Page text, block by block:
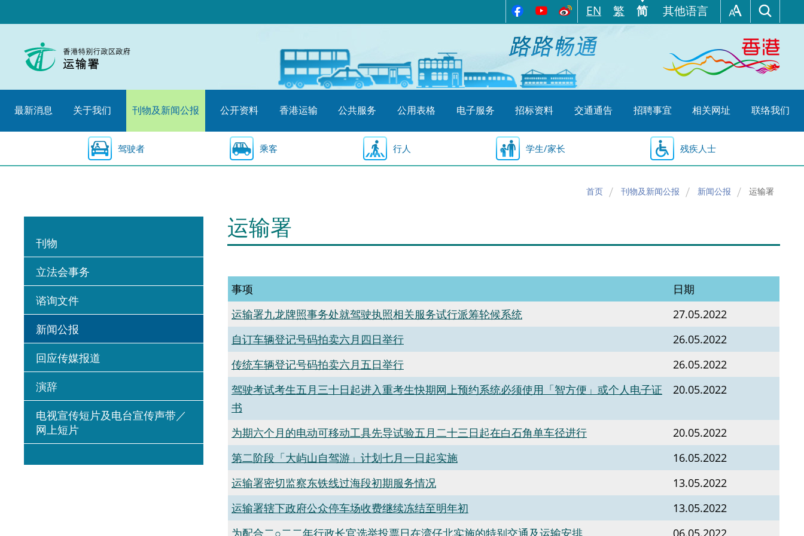
至
始
EN 繁 简 其他语言
最新消息 关于我们 刊物及新闻公报 公开资料 香港运输 公共服务 公用表格 电子服务 招标资料 交通通告 招聘事宜 相关网址 联络我们
驾驶者 乘客 行人 学生/家长 残疾人士
首页 刊物及新闻公报 新闻公报 运输署
刊物
立法会事务
谘询文件
新闻公报
回应传媒报道
演辞
电视宣传短片及电台宣传声带／
网上短片
运输署
事项
日期
运输署九龙牌照事务处就驾驶执照相关服务试行派筹轮候系统
27.05.2022
自订车辆登记号码拍卖六月四日举行
26.05.2022
传统车辆登记号码拍卖六月五日举行
26.05.2022
驾驶考试考生五月三十日起进入重考生快期网上预约系统必须使用「智方便」或个人电子证
书
20.05.2022
为期六个月的电动可移动工具先导试验五月二十三日起在白石角单车径进行
20.05.2022
第二阶段「大屿山自驾游」计划七月一日起实施
16.05.2022
运输署密切监察东铁线过海段初期服务情况
13.05.2022
运输署辖下政府公众停车场收费继续冻结至明年初
13.05.2022
为配合二○二二年行政长官选举投票日在湾仔北实施的特别交通及运输安排
06.05.2022